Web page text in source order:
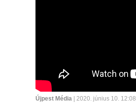
Újpest Média | 2020. június 10. 12:08